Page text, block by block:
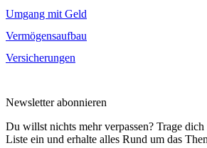
Umgang mit Geld
Vermögensaufbau
Versicherungen
Newsletter abonnieren
Du willst nichts mehr verpassen? Trage
Liste ein und erhalte alles Rund um das